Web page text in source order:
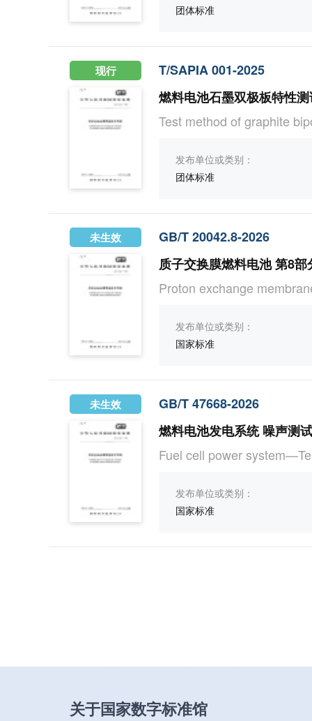
团体标准
现行
T/SAPIA 001-2025
燃料电池石墨双极板特性
Test method of graphite
发布单位或类别：
团体标准
未生效
GB/T 20042.8-2026
质子交换膜燃料电池 第8
Proton exchange
发布单位或类别：
国家标准
未生效
GB/T 47668-2026
燃料电池发电系统 噪声测
Fuel cell power
发布单位或类别：
国家标准
关于国家数字标准馆